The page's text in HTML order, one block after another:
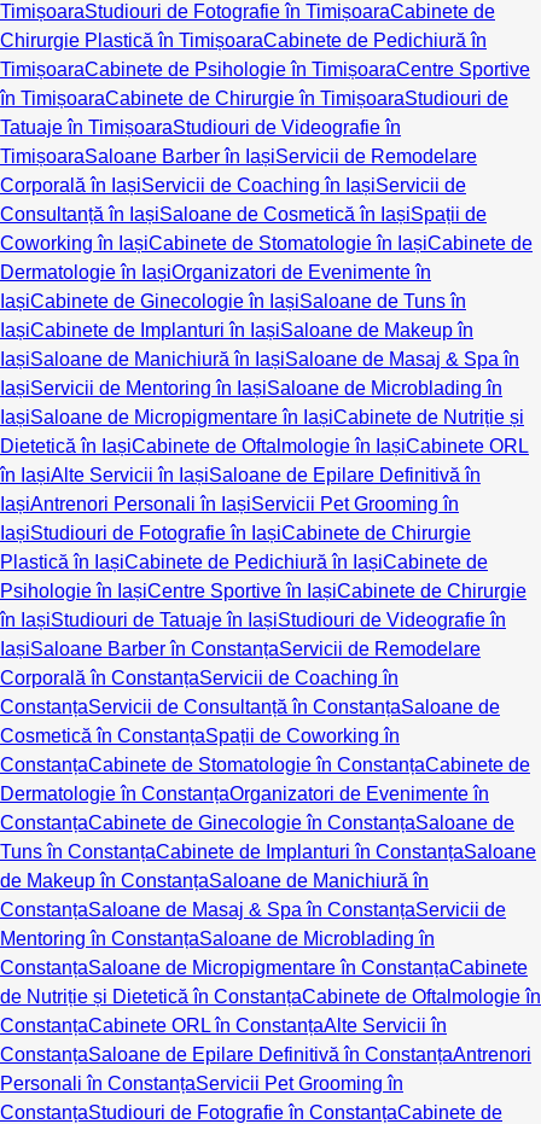
TimișoaraStudiouri de Fotografie în TimișoaraCabinete de
Chirurgie Plastică în TimișoaraCabinete de Pedichiură în
TimișoaraCabinete de Psihologie în TimișoaraCentre Sportive
în TimișoaraCabinete de Chirurgie în TimișoaraStudiouri de
Tatuaje în TimișoaraStudiouri de Videografie în
TimișoaraSaloane Barber în IașiServicii de Remodelare
Corporală în IașiServicii de Coaching în IașiServicii de
Consultanță în IașiSaloane de Cosmetică în IașiSpații de
Coworking în IașiCabinete de Stomatologie în IașiCabinete de
Dermatologie în IașiOrganizatori de Evenimente în
IașiCabinete de Ginecologie în IașiSaloane de Tuns în
IașiCabinete de Implanturi în IașiSaloane de Makeup în
IașiSaloane de Manichiură în IașiSaloane de Masaj & Spa în
IașiServicii de Mentoring în IașiSaloane de Microblading în
IașiSaloane de Micropigmentare în IașiCabinete de Nutriție și
Dietetică în IașiCabinete de Oftalmologie în IașiCabinete ORL
în IașiAlte Servicii în IașiSaloane de Epilare Definitivă în
IașiAntrenori Personali în IașiServicii Pet Grooming în
IașiStudiouri de Fotografie în IașiCabinete de Chirurgie
Plastică în IașiCabinete de Pedichiură în IașiCabinete de
Psihologie în IașiCentre Sportive în IașiCabinete de Chirurgie
în IașiStudiouri de Tatuaje în IașiStudiouri de Videografie în
IașiSaloane Barber în ConstanțaServicii de Remodelare
Corporală în ConstanțaServicii de Coaching în
ConstanțaServicii de Consultanță în ConstanțaSaloane de
Cosmetică în ConstanțaSpații de Coworking în
ConstanțaCabinete de Stomatologie în ConstanțaCabinete de
Dermatologie în ConstanțaOrganizatori de Evenimente în
ConstanțaCabinete de Ginecologie în ConstanțaSaloane de
Tuns în ConstanțaCabinete de Implanturi în ConstanțaSaloane
de Makeup în ConstanțaSaloane de Manichiură în
ConstanțaSaloane de Masaj & Spa în ConstanțaServicii de
Mentoring în ConstanțaSaloane de Microblading în
ConstanțaSaloane de Micropigmentare în ConstanțaCabinete
de Nutriție și Dietetică în ConstanțaCabinete de Oftalmologie în
ConstanțaCabinete ORL în ConstanțaAlte Servicii în
ConstanțaSaloane de Epilare Definitivă în ConstanțaAntrenori
Personali în ConstanțaServicii Pet Grooming în
ConstanțaStudiouri de Fotografie în ConstanțaCabinete de